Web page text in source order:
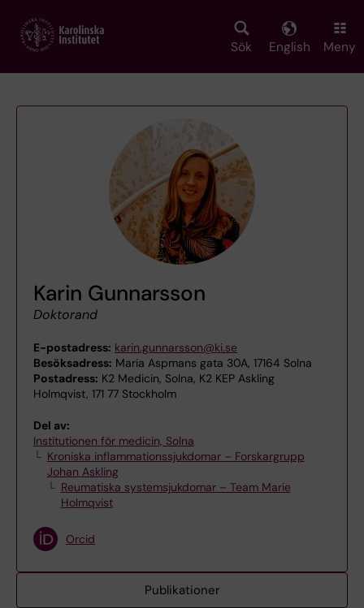
main
Sök English Meny
Karin Gunnarsson
Doktorand
E-postadress: karin.gunnarsson@ki.se
Besöksadress: Maria Aspmans gata 30A, 17164 Solna
Postadress: K2 Medicin, Solna, K2 KEP Askling
Holmqvist, 171 77 Stockholm
Del av:
Institutionen för medicin, Solna
Kroniska inflammationssjukdomar – Forskargrupp
Johan Askling
Reumatiska systemsjukdomar – Team Marie
Holmqvist
Orcid
Publikationer